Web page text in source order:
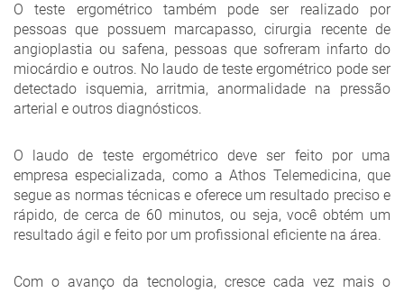
O teste ergométrico também pode ser realizado por
pessoas que possuem marcapasso, cirurgia recente de
angioplastia ou safena, pessoas que sofreram infarto do
miocárdio e outros. No laudo de teste ergométrico pode ser
detectado isquemia, arritmia, anormalidade na pressão
arterial e outros diagnósticos.
O laudo de teste ergométrico deve ser feito por uma
empresa especializada, como a Athos Telemedicina, que
segue as normas técnicas e oferece um resultado preciso e
rápido, de cerca de 60 minutos, ou seja, você obtém um
resultado ágil e feito por um profissional eficiente na área.
Com o avanço da tecnologia, cresce cada vez mais o